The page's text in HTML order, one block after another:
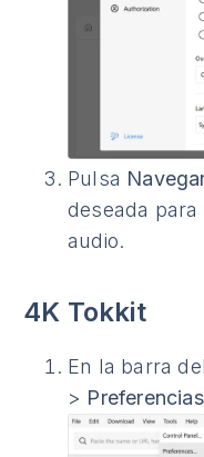
Pulsa
deseada
audio.
4K Tokkit
En la barra
> Preferencias